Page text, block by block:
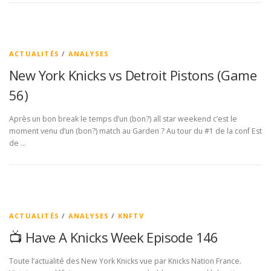
ACTUALITÉS / ANALYSES
New York Knicks vs Detroit Pistons (Game
56)
Après un bon break le temps d’un (bon?) all star weekend c’est le
moment venu d’un (bon?) match au Garden ? Au tour du #1 de la conf Est
de …
ACTUALITÉS / ANALYSES / KNFTV
📺 Have A Knicks Week Episode 146
Toute l’actualité des New York Knicks vue par Knicks Nation France.